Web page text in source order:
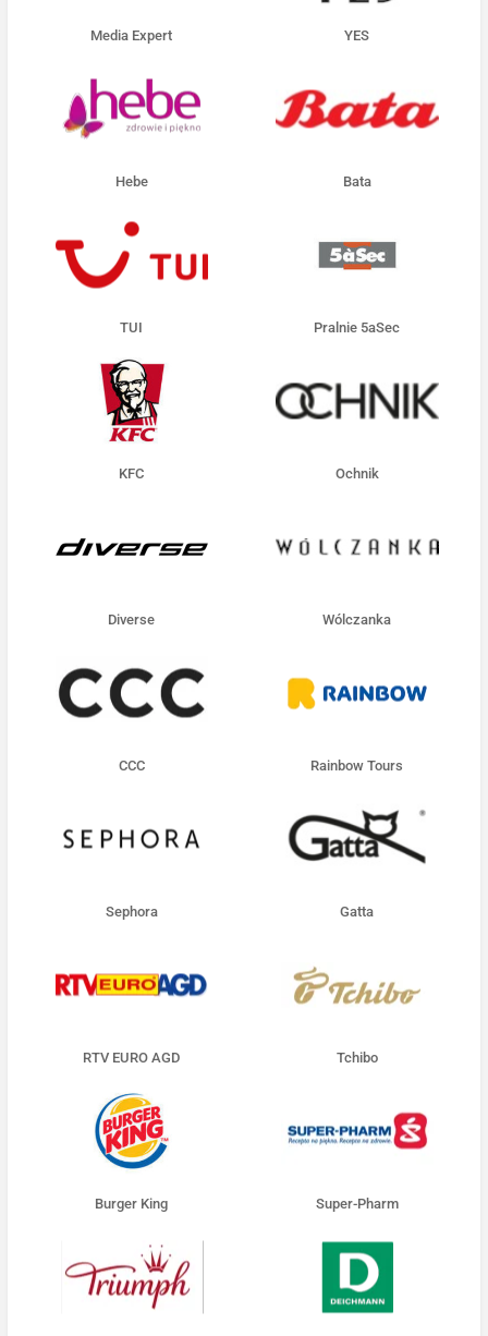
Media Expert YES
Hebe Bata
TUI Pralnie 5aSec
KFC Ochnik
Diverse Wólczanka
CCC Rainbow Tours
Sephora Gatta
RTV EURO AGD Tchibo
Burger King Super-Pharm